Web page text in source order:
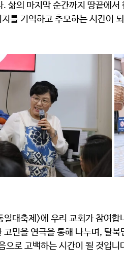
삶의 마지막 순간까지 땅끝에서
를 기억하고 추모하는 시간이
대축제>에 우리 교회가 참여
고민을 연극을 통해 나누며, 탈
으로 고백하는 시간이 될 것입